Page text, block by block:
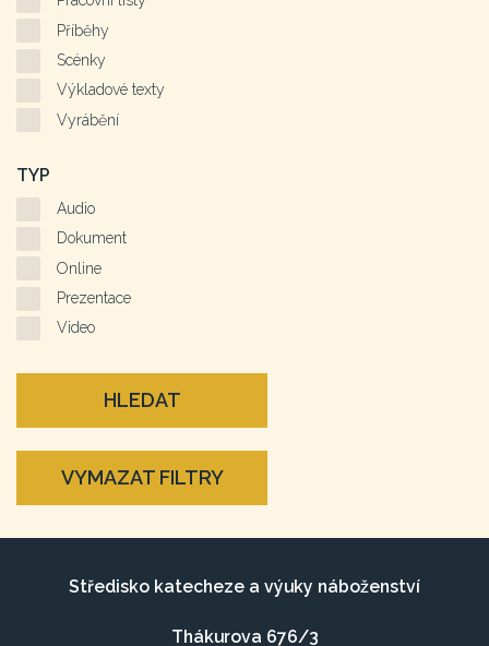
Příběhy
Scénky
Výkladové texty
Vyrábění
TYP
Audio
Dokument
Online
Prezentace
Video
HLEDAT
VYMAZAT FILTRY
Středisko katecheze a výuky náboženství
Thákurova 676/3